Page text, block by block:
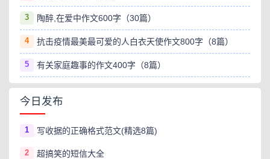
3 陶醉,在爱中作文600字（30篇）
4 抗击疫情最美最可爱的人白衣天使作文800字（8篇）
5 有关家庭趣事的作文400字（8篇）
今日发布
1 写收据的正确格式范文(精选8篇)
2 超搞笑的短信大全